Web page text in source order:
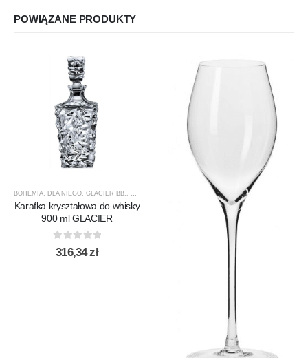
POWIĄZANE PRODUKTY
BOHEMIA DLA NIEGO GLACIER BB. KARAFKI DO WHISKY PREZENTY
Karafka kryształowa do whisky
900 ml GLACIER
0out of 5
316,34zł